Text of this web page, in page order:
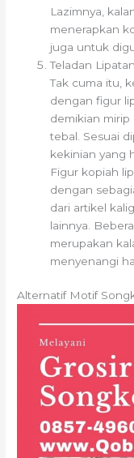
Lazimnya,
menerapkan
juga untuk
Teladan Lipatan
Tak cuma itu,
dengan figur
demikian
tebal. Sesuai
kekinian yang
Figur kopiah
dengan
dari artikel
lainnya.
merupakan
menyenangi
Alternatif Motif